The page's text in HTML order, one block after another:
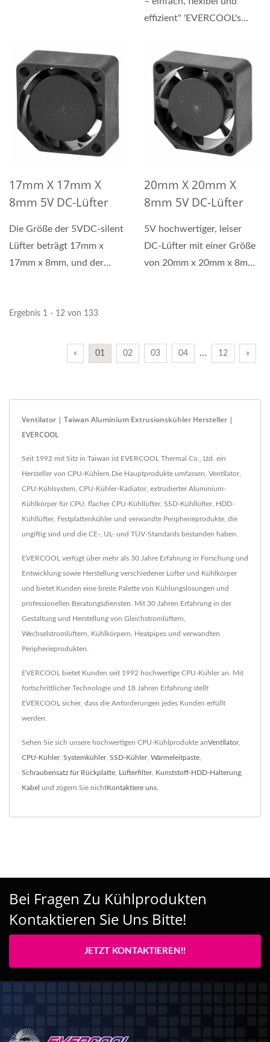
effizient" 'EVERCOOL's
17mm X 17mm X
8mm 5V DC-Lüfter
Die Größe der 5VDC-silent
Lüfter beträgt 17mm x
17mm x 8mm, und der
20mm X 20mm X
8mm 5V DC-Lüfter
5V hochwertiger, leiser
DC-Lüfter mit einer Größe
von 20mm x 20mm x 8mm
Ergebnis 1 - 12 von 133
« 01 02 03 04 … 12 »
Ventilator | Taiwan Aluminium Extrusionskühler Hersteller |
EVERCOOL
Seit 1992 mit Sitz in Taiwan ist EVERCOOL Thermal Co., Ltd. ein
Hersteller von CPU-Kühlern.Die Hauptprodukte umfassen, Ventilator,
CPU-Kühlsystem, CPU-Kühler-Radiator, extrudierter Aluminium-
Kühlkörper für CPU, flacher CPU-Kühllüfter, SSD-Kühllüfter, HDD-
Kühllüfter, Festplattenkühler und verwandte Peripherieprodukte, die
ungiftig sind und die CE-, UL- und TÜV-Standards bestanden haben.
EVERCOOL verfügt über mehr als 30 Jahre Erfahrung in Forschung und
Entwicklung sowie Herstellung verschiedener Lüfter und Kühlkörper
und bietet Kunden eine breite Palette von Kühlungslösungen und
professionellen Beratungsdiensten. Mit 30 Jahren Erfahrung in der
Gestaltung und Herstellung von Gleichstromlüftern,
Wechselstromlüftern, Kühlkörpern, Heatpipes und verwandten
Peripherieprodukten.
EVERCOOL bietet Kunden seit 1992 hochwertige CPU-Kühler an. Mit
fortschrittlicher Technologie und 18 Jahren Erfahrung stellt
EVERCOOL sicher, dass die Anforderungen jedes Kunden erfüllt
werden.
Sehen Sie sich unsere hochwertigen CPU-Kühlprodukte anVentilator,
CPU-Kühler, Systemkühler, SSD-Kühler, Wärmeleitpaste
Schraubensatz für Rückplatte Lüfterfilter, Kunststoff-HDD-Halterung
Kabel und zögern Sie nichtKontaktiere uns
Bei Fragen Zu Kühlprodukten
Kontaktieren Sie Uns Bitte!
JETZT KONTAKTIEREN!!